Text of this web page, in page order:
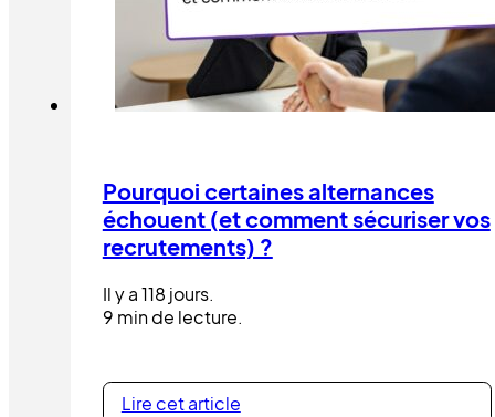
Pourquoi certaines alternances
échouent (et comment sécuriser vos
recrutements) ?
Il y a 118 jours.
9 min de lecture.
Lire cet article